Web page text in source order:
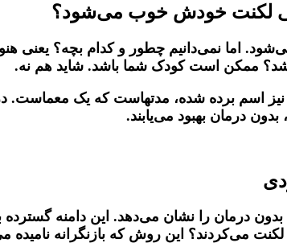
لکنت خودش خوب می‌شود؟
اما نمی‌دانیم چطور و کدام بچه؟ یعنی
ممکن است کودک شما باشد. شاید هم نه.
اسم برده شده، مدتهاست که یک معماست.
درمان بهبود می‌یابند.
بین ۲۰ تا ۸۰ درصد بهبودی خودبخودی، بدون درمان را نشان
می‌کردند؟ این روش که بازنگرانه